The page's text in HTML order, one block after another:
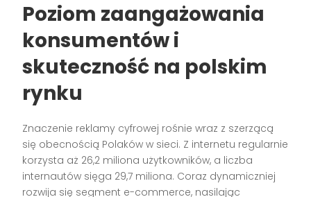
Poziom zaangażowania
konsumentów i
skuteczność na polskim
rynku
Znaczenie reklamy cyfrowej rośnie wraz z szerzącą
się obecnością Polaków w sieci. Z internetu regularnie
korzysta aż 26,2 miliona użytkowników, a liczba
internautów sięga 29,7 miliona. Coraz dynamiczniej
rozwija się segment e-commerce, nasilając